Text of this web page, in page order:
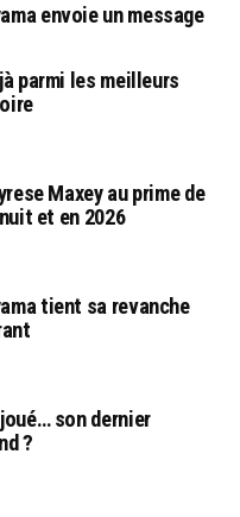
envoie un message
parmi les meilleurs
Maxey au prime de
et en 2026
tient sa revanche
son dernier
?